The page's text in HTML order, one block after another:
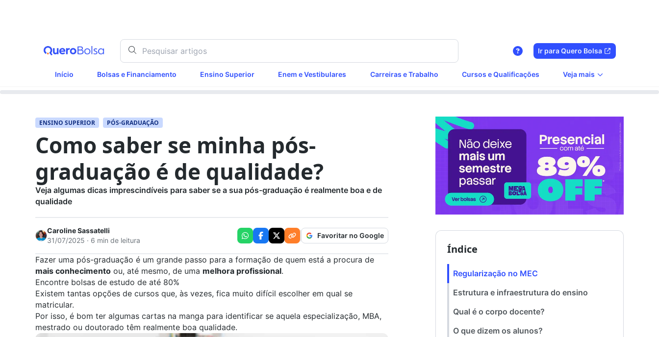
Ir para Quero Bolsa
Início Bolsas e Financiamento Ensino Superior Enem e Vestibulares Carreiras e Trabalho Cursos e Qualificações Veja mais
ENSINO SUPERIOR PÓS-GRADUAÇÃO
Como saber se minha pós-
graduação é de qualidade?
Veja algumas dicas imprescindíveis para saber se a sua pós-graduação é realmente boa e de
qualidade
Caroline Sassatelli
31/07/2025 · 6 min de leitura
Favoritar no Google
Fazer uma pós-graduação é um grande passo para a formação de quem está a procura de
mais conhecimento ou, até mesmo, de uma melhora profissional.
Encontre bolsas de estudo de até 80%
Existem tantas opções de cursos que, às vezes, fica muito difícil escolher em qual se
matricular.
Por isso, é bom ter algumas cartas na manga para identificar se aquela especialização, MBA,
mestrado ou doutorado têm realmente boa qualidade.
Índice
Regularização no MEC
Estrutura e infraestrutura do ensino
Qual é o corpo docente?
O que dizem os alunos?